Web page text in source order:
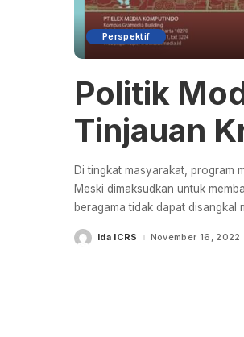
Perspektif
Politik
Tinjauan
Di tingkat masyarakat, program
Meski dimaksudkan untuk
beragama tidak dapat disangkal
PostedIda ICRS November 16, 2022